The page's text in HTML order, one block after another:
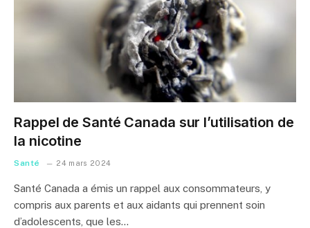
Rappel de Santé Canada sur l’utilisation de
la nicotine
Santé 24 mars 2024
Santé Canada a émis un rappel aux consommateurs, y
compris aux parents et aux aidants qui prennent soin
d’adolescents, que les…